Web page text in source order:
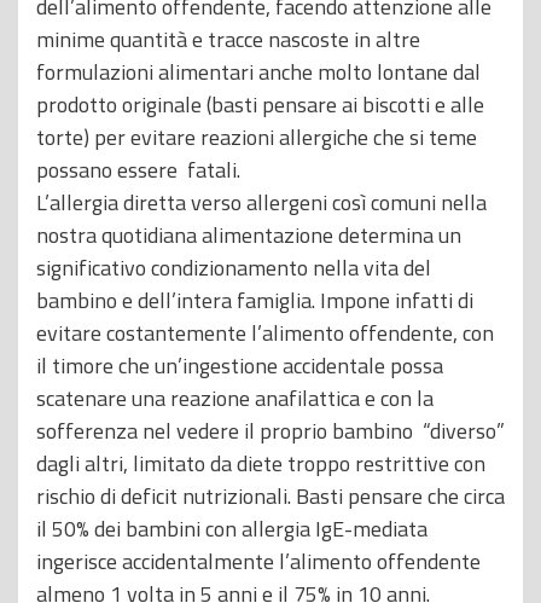
dell’alimento offendente, facendo attenzione alle
minime quantità e tracce nascoste in altre
formulazioni alimentari anche molto lontane dal
prodotto originale (basti pensare ai biscotti e alle
torte) per evitare reazioni allergiche che si teme
possano essere fatali.
L’allergia diretta verso allergeni così comuni nella
nostra quotidiana alimentazione determina un
significativo condizionamento nella vita del
bambino e dell’intera famiglia. Impone infatti di
evitare costantemente l’alimento offendente, con
il timore che un’ingestione accidentale possa
scatenare una reazione anafilattica e con la
sofferenza nel vedere il proprio bambino “diverso”
dagli altri, limitato da diete troppo restrittive con
rischio di deficit nutrizionali. Basti pensare che circa
il 50% dei bambini con allergia IgE-mediata
ingerisce accidentalmente l’alimento offendente
almeno 1 volta in 5 anni e il 75% in 10 anni.